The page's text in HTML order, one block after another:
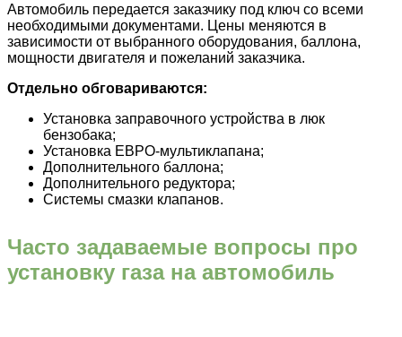
Автомобиль передается заказчику под ключ со всеми
необходимыми документами. Цены меняются в
зависимости от выбранного оборудования, баллона,
мощности двигателя и пожеланий заказчика.
Отдельно обговариваются:
Установка заправочного устройства в люк
бензобака;
Установка ЕВРО-мультиклапана;
Дополнительного баллона;
Дополнительного редуктора;
Системы смазки клапанов.
Часто задаваемые вопросы про
установку газа на автомобиль